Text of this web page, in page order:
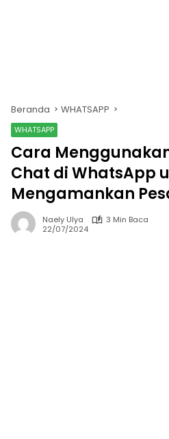
Beranda WHATSAPP
WHATSAPP
Cara
Chat di WhatsApp
Mengamankan
Naely Ulya
3 Min Baca
22/07/2024